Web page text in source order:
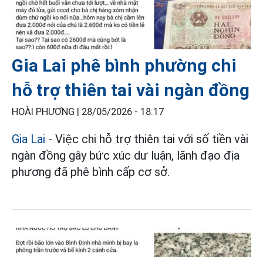
Gia Lai phê bình phường chi
hỗ trợ thiên tai vài ngàn đồng
HOÀI PHƯƠNG | 28/05/2026 - 18:17
Gia Lai - Việc chi hỗ trợ thiên tai với số tiền vài
ngàn đồng gây bức xúc dư luận, lãnh đạo địa
phương đã phê bình cấp cơ sở.